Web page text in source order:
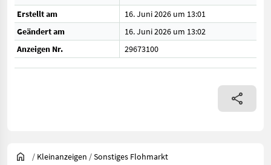
Erstellt am
16. Juni 2026 um 13:01
Geändert am
16. Juni 2026 um 13:02
Anzeigen Nr.
29673100
/ Kleinanzeigen /Sonstiges Flohmarkt